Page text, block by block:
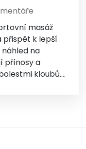
masáž
přispět k lepší
na
přínosy a
kloubů.